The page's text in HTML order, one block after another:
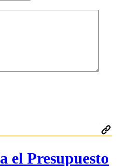
el Presupuesto